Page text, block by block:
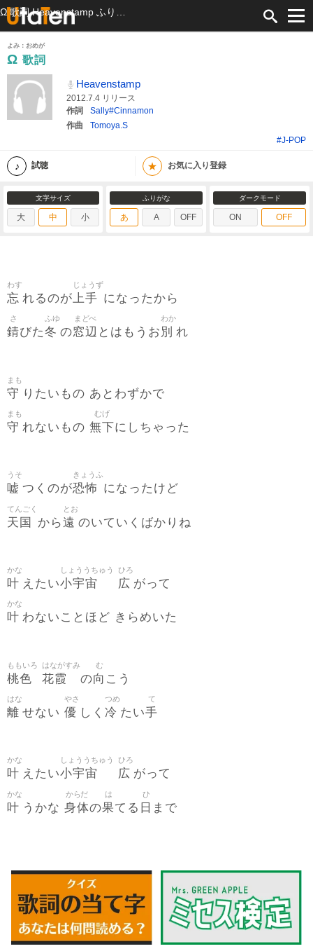
よみ：おめが
Ω 歌詞
Heavenstamp
2012.7.4 リリース
作詞
Sally#Cinnamon
作曲
Tomoya.S
#J-POP
試聴 ★ お気に入り登録
文字サイズ
大 中 小
ふりがな
あ A OFF
ダークモード
ON OFF
忘
わす
れるのが上手
じょうず
になったから
錆
さ
びた冬
ふゆ
の窓辺
まどべ
とはもうお 別
わか
れ
守
まも
りたいもの あとわずかで
守
まも
れないもの 無下
むげ
にしちゃった
嘘
うそ
つくのが恐怖
きょうふ
になったけど
天国
てんごく
から遠
とお
のいていくばかりね
叶
かな
えたい小宇宙
しょううちゅう
広
ひろ
がって
叶
かな
わないことほど きらめいた
桃色
ももいろ
花霞
はながすみ
の向
む
こう
離
はな
せない 優
やさ
しく 冷
つめ
たい手
て
叶
かな
えたい小宇宙
しょううちゅう
広
ひろ
がって
叶
かな
うかな 身体
からだ
の果
は
てる 日
ひ
まで